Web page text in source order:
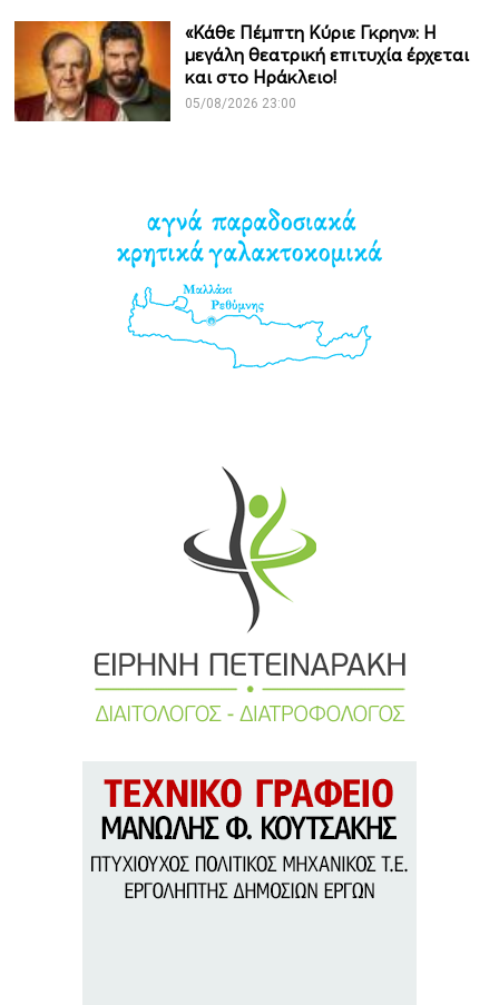
«Κάθε Πέμπτη Κύριε Γκρην»: Η
μεγάλη θεατρική επιτυχία έρχεται
και στο Ηράκλειο!
05/08/2026 23:00